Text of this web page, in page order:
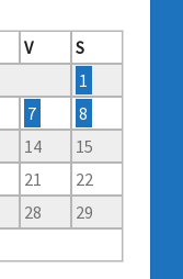
V
S
1
7
8
14
15
21
22
28
29